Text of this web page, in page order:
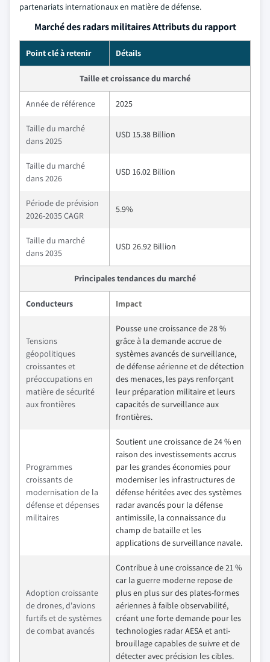
partenariats internationaux en matière de défense.
Marché des radars militaires Attributs du rapport
Point clé à retenir Détails
Taille et croissance du marché
Année de référence 2025
Taille du marché
dans 2025
USD 15.38 Billion
Taille du marché
dans 2026
USD 16.02 Billion
Période de prévision
2026-2035 CAGR
5.9%
Taille du marché
dans 2035
USD 26.92 Billion
Principales tendances du marché
Conducteurs Impact
Tensions
géopolitiques
croissantes et
préoccupations en
matière de sécurité
aux frontières
Pousse une croissance de 28 %
grâce à la demande accrue de
systèmes avancés de surveillance,
de défense aérienne et de détection
des menaces, les pays renforçant
leur préparation militaire et leurs
capacités de surveillance aux
frontières.
Programmes
croissants de
modernisation de la
défense et dépenses
militaires
Soutient une croissance de 24 % en
raison des investissements accrus
par les grandes économies pour
moderniser les infrastructures de
défense héritées avec des systèmes
radar avancés pour la défense
antimissile, la connaissance du
champ de bataille et les
applications de surveillance navale.
Adoption croissante
de drones, d'avions
furtifs et de systèmes
de combat avancés
Contribue à une croissance de 21 %
car la guerre moderne repose de
plus en plus sur des plates-formes
aériennes à faible observabilité,
créant une forte demande pour les
technologies radar AESA et anti-
brouillage capables de suivre et de
détecter avec précision les cibles.